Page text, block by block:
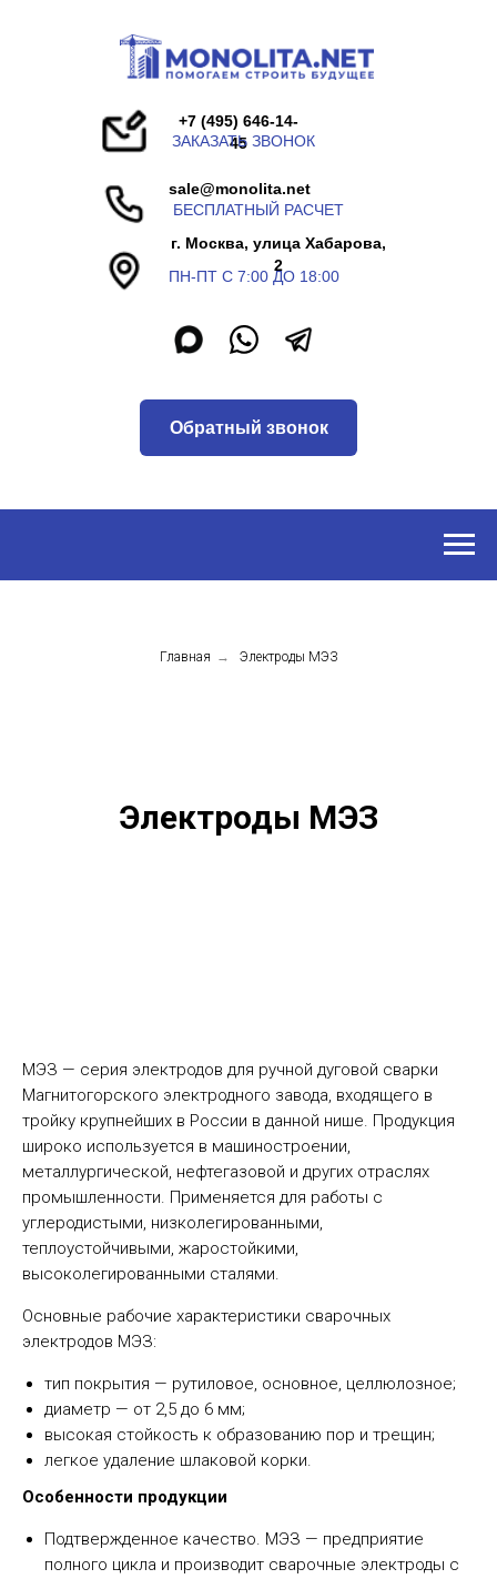
г. Москва, улица Хабарова,
ПН-ПТ С 7:00 ДО 18:00
45
ЗАКАЗАТЬ ЗВОНОК
БЕСПЛАТНЫЙ РАСЧЕТ
Главная → Электроды МЭЗ
Электроды МЭЗ
МЭЗ — серия электродов для ручной дуговой сварки
Магнитогорского электродного завода, входящего в
тройку крупнейших в России в данной нише. Продукция
широко используется в машиностроении,
металлургической, нефтегазовой и других отраслях
промышленности. Применяется для работы с
углеродистыми, низколегированными,
теплоустойчивыми, жаростойкими,
высоколегированными сталями.
Основные рабочие характеристики сварочных
электродов МЭЗ:
тип покрытия — рутиловое, основное, целлюлозное;
диаметр — от 2,5 до 6 мм;
высокая стойкость к образованию пор и трещин;
легкое удаление шлаковой корки.
Особенности продукции
Подтвержденное качество. МЭЗ — предприятие
полного цикла и производит сварочные электроды с